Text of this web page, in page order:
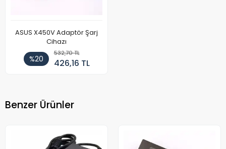
ASUS X450V Adaptör Şarj
Cihazı
%20
532,70 TL
426,16 TL
Benzer Ürünler